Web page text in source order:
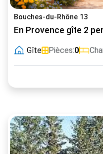
Bouches-du-Rhône 13
En Provence gîte 2
Gîte Pièces:0